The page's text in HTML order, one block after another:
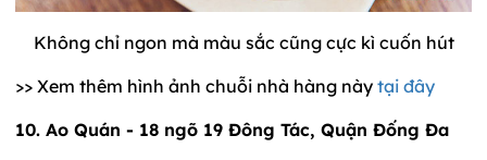
Không chỉ ngon mà màu sắc cũng cực kì cuốn hút
>> Xem thêm hình ảnh chuỗi nhà hàng này tại đây
10. Ao Quán - 18 ngõ 19 Đông Tác, Quận Đống Đa